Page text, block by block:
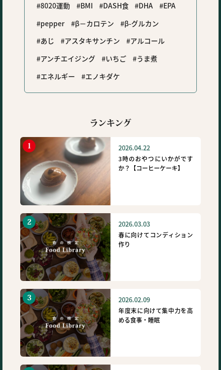
8020運動
BMI DASH食 DHA
EPA
pepper
β－カロテン
β-グルカン
あじ
アスタキサンチン
アルコール
アンチエイジング
いちご
うま煮
エネルギー
エノキダケ
ランキング
2026.04.22
3時のおやつにいかがです
か？【コーヒーケーキ】
2026.03.03
春に向けてコンディション
作り
2026.02.09
年度末に向けて集中力を高
める食事・睡眠